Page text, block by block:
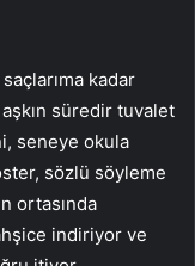
kadar
süredir tuvalet
seneye okula
sözlü söyleme
ortasında
indiriyor ve